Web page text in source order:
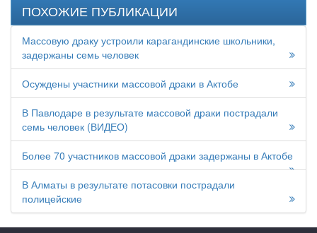
ПОХОЖИЕ ПУБЛИКАЦИИ
Массовую драку устроили карагандинские школьники,
задержаны семь человек
Осуждены участники массовой драки в Актобе
В Павлодаре в результате массовой драки пострадали
семь человек (ВИДЕО)
Более 70 участников массовой драки задержаны в Актобе
В Алматы в результате потасовки пострадали
полицейские